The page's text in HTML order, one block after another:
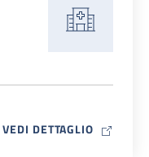
VEDI DETTAGLIO MAP ICON